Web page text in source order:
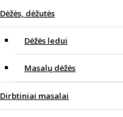
Dėžės, dėžutės
Dėžės ledui
Masalų dėžės
Dirbtiniai masalai